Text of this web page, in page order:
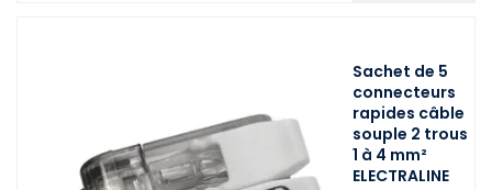
Sachet de 5
connecteurs
rapides câble
souple 2 trous
1 à 4 mm²
ELECTRALINE